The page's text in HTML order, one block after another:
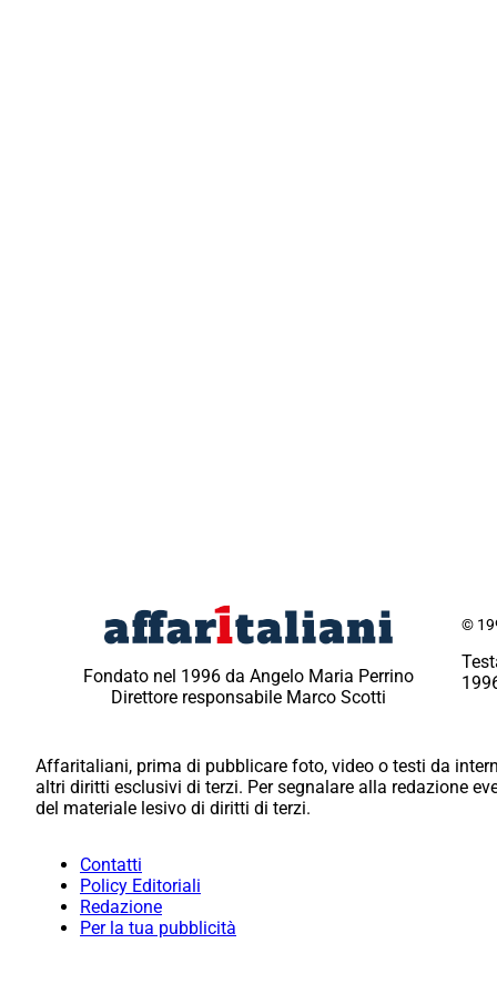
Fondato nel 1996 da Angelo Maria Perrino
Direttore responsabile Marco Scotti
©
Affaritaliani, prima di pubblicare foto, video o testi da
altri diritti esclusivi di terzi. Per segnalare alla redazione
del materiale lesivo di diritti di terzi.
Contatti
Policy Editoriali
Redazione
Per la tua pubblicità